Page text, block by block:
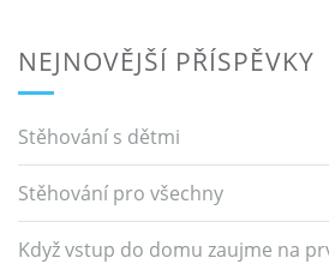
NEJNOVĚJŠÍ PŘÍSPĚVKY
Stěhování s dětmi
Stěhování pro všechny
Když vstup do domu zaujme na